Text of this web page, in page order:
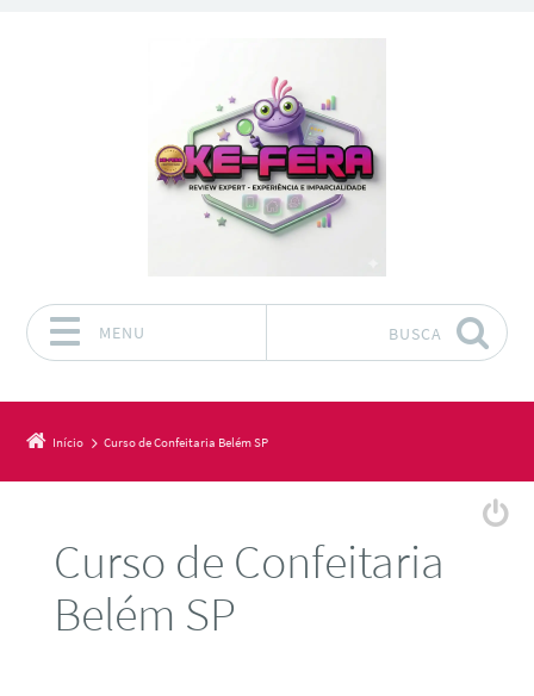
MENU BUSCA
Início Curso de Confeitaria Belém SP
Curso de Confeitaria
Belém SP